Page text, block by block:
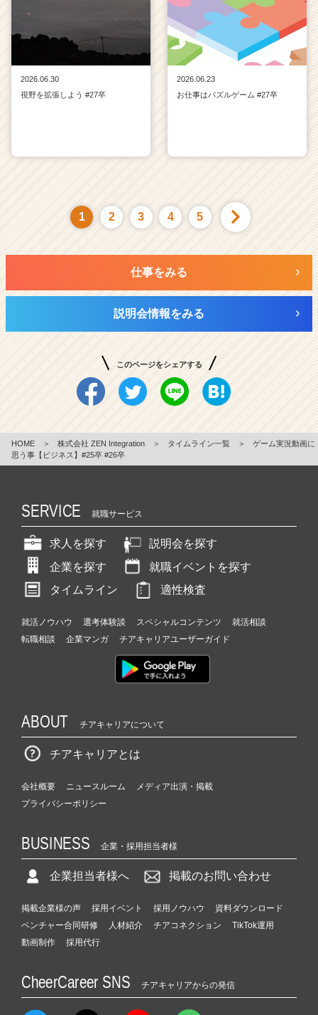
2026.06.30
視野を拡張しよう #27卒
2026.06.23
お仕事はパズルゲーム #27卒
1 2 3 4 5
仕事をみる
説明会情報をみる
このページをシェアする
HOME ＞ 株式会社 ZEN Integration ＞ タイムライン一覧 ＞
ゲーム実況動画に
思う事【ビジネス】#25卒 #26卒
SERVICE 就職サービス
求人を探す
説明会を探す
企業を探す
就職イベントを探す
タイムライン
適性検査
就活ノウハウ 選考体験談 スペシャルコンテンツ
就活相談
転職相談
企業マンガ チアキャリアユーザーガイド
ABOUT チアキャリアについて
チアキャリアとは
会社概要 ニュースルーム
メディア出演・掲載
プライバシーポリシー
BUSINESS 企業・採用担当者様
企業担当者様へ 掲載のお問い合わせ
掲載企業様の声 採用イベント 採用ノウハウ
資料ダウンロード
ベンチャー合同研修
人材紹介 チアコネクション
TikTok運用
動画制作
採用代行
CheerCareer SNS チアキャリアからの発信